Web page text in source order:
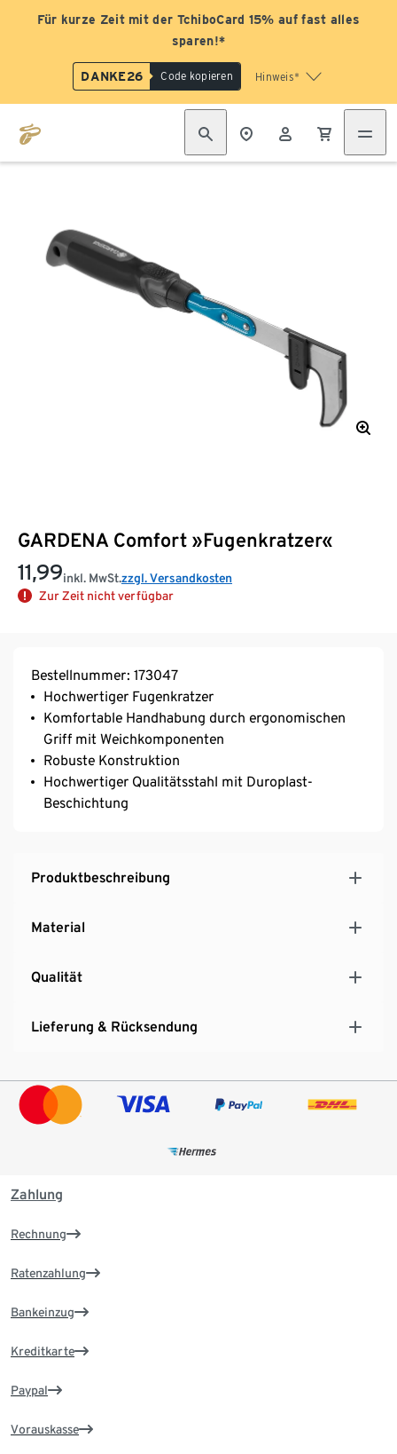
Für kurze Zeit mit der TchiboCard 15% auf fast alles
sparen!*
DANKE26 Code kopieren Hinweis*
GARDENA Comfort »Fugenkratzer«
11,99inkl. MwSt.zzgl. Versandkosten
Zur Zeit nicht verfügbar
Bestellnummer: 173047
Hochwertiger Fugenkratzer
Komfortable Handhabung durch ergonomischen
Griff mit Weichkomponenten
Robuste Konstruktion
Hochwertiger Qualitätsstahl mit Duroplast-
Beschichtung
Produktbeschreibung
Material
Qualität
Lieferung & Rücksendung
Zahlung
Rechnung
Ratenzahlung
Bankeinzug
Kreditkarte
Paypal
Vorauskasse